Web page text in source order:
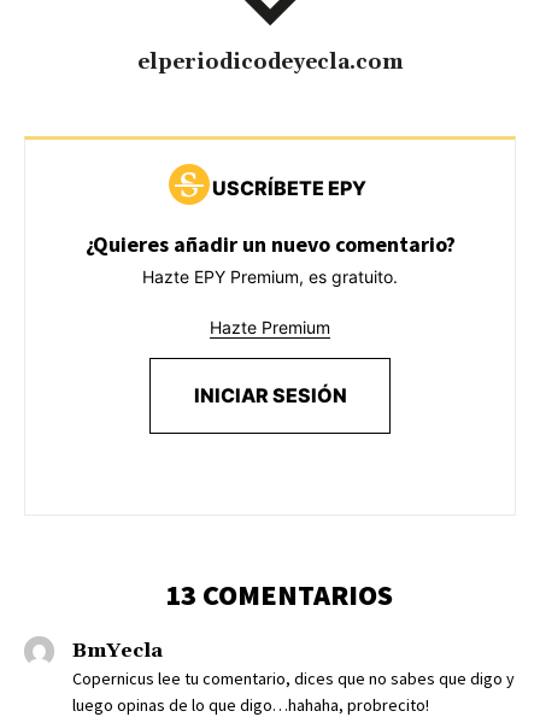
elperiodicodeyecla.com
USCRÍBETE EPY
¿Quieres añadir un nuevo comentario?
Hazte EPY Premium, es gratuito.
Hazte Premium
INICIAR SESIÓN
13 COMENTARIOS
BmYecla
Copernicus lee tu comentario, dices que no sabes que digo y
luego opinas de lo que digo…hahaha, probrecito!